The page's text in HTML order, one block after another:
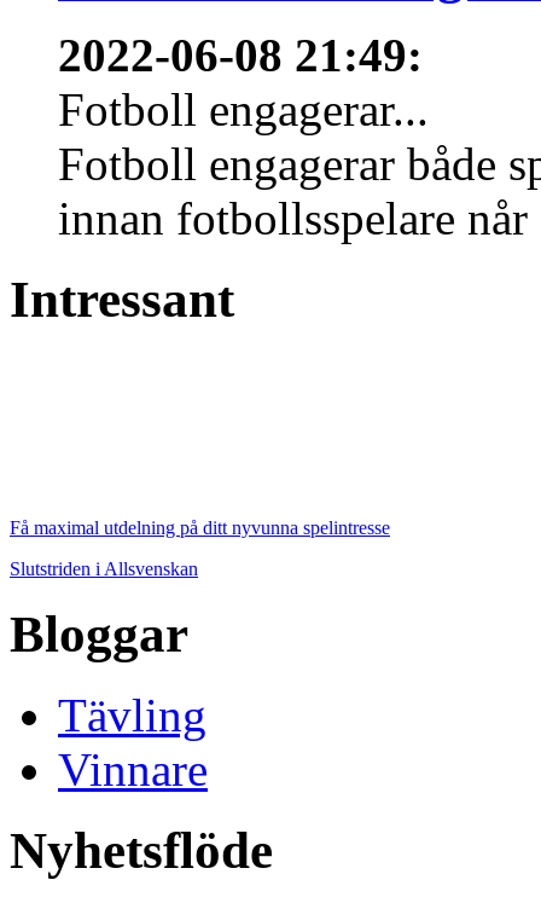
2022-06-08 21:49:
Fotboll engagerar...
Fotboll engagerar både
innan fotbollsspelare
Intressant
Få maximal utdelning på ditt nyvunna spelintresse
Slutstriden i Allsvenskan
Bloggar
Tävling
Vinnare
Nyhetsflöde